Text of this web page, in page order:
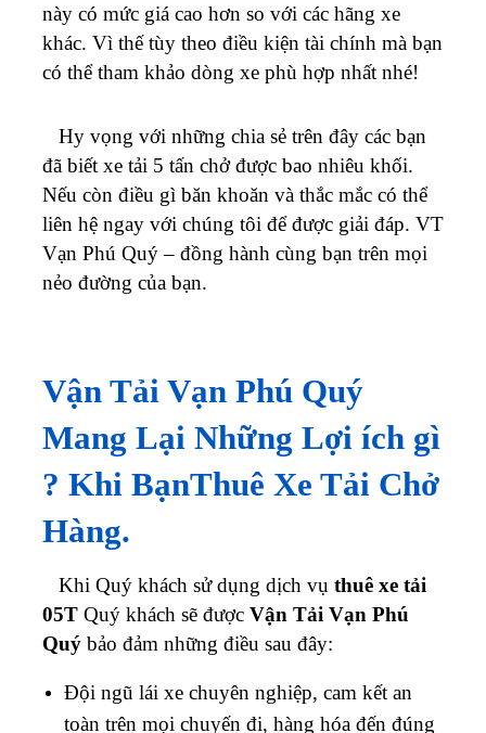
này có mức giá cao hơn so với các hãng xe
khác. Vì thế tùy theo điều kiện tài chính mà bạn
có thể tham khảo dòng xe phù hợp nhất nhé!
Hy vọng với những chia sẻ trên đây các bạn
đã biết xe tải 5 tấn chở được bao nhiêu khối.
Nếu còn điều gì băn khoăn và thắc mắc có thể
liên hệ ngay với chúng tôi để được giải đáp. VT
Vạn Phú Quý – đồng hành cùng bạn trên mọi
nẻo đường của bạn.
Vận Tải Vạn Phú Quý
Mang Lại Những Lợi ích gì
? Khi BạnThuê Xe Tải Chở
Hàng.
Khi Quý khách sử dụng dịch vụ thuê xe tải
05T Quý khách sẽ được Vận Tải Vạn Phú
Quý bảo đảm những điều sau đây:
Đội ngũ lái xe chuyên nghiệp, cam kết an
toàn trên mọi chuyến đi, hàng hóa đến đúng